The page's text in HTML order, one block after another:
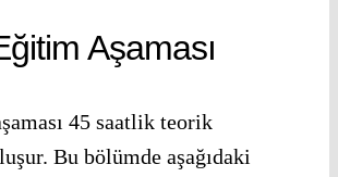
Aşaması
45 saatlik teorik
Bu bölümde aşağıdaki